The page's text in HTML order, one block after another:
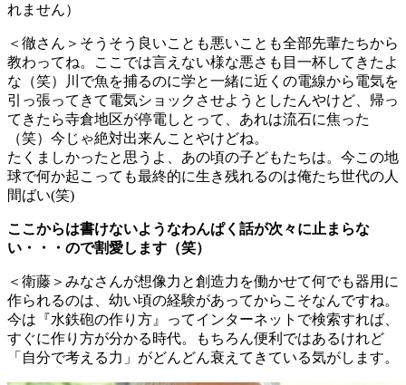
れません）
＜徹さん＞そうそう良いことも悪いことも全部先輩たちから
教わってね。ここでは言えない様な悪さも目一杯してきたよ
な（笑）川で魚を捕るのに学と一緒に近くの電線から電気を
引っ張ってきて電気ショックさせようとしたんやけど、帰っ
てきたら寺倉地区が停電しとって、あれは流石に焦った
（笑）今じゃ絶対出来んことやけどね。
たくましかったと思うよ、あの頃の子どもたちは。今この地
球で何か起こっても最終的に生き残れるのは俺たち世代の人
間ばい(笑)
ここからは書けないようなわんぱく話が次々に止まらな
い・・・ので割愛します（笑）
＜衛藤＞みなさんが想像力と創造力を働かせて何でも器用に
作られるのは、幼い頃の経験があってからこそなんですね。
今は『水鉄砲の作り方』ってインターネットで検索すれば、
すぐに作り方が分かる時代。もちろん便利ではあるけれど
「自分で考える力」がどんどん衰えてきている気がします。